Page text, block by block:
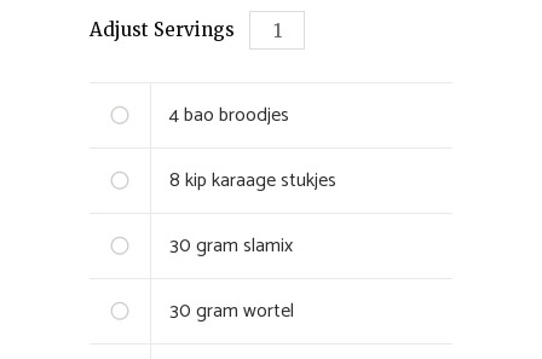
Adjust Servings
4bao broodjes
8kip karaage stukjes
30gramslamix
30gramwortel